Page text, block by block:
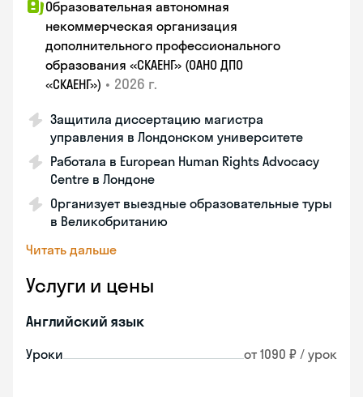
Образовательная автономная
некоммерческая организация
дополнительного профессионального
образования «СКАЕНГ» (ОАНО ДПО
«СКАЕНГ») • 2026 г.
Защитила диссертацию магистра
управления в Лондонском университете
Работала в European Human Rights Advocacy
Centre в Лондоне
Организует выездные образовательные туры
в Великобританию
Читать дальше
Услуги и цены
Английский язык
Уроки от 1090 ₽ / урок